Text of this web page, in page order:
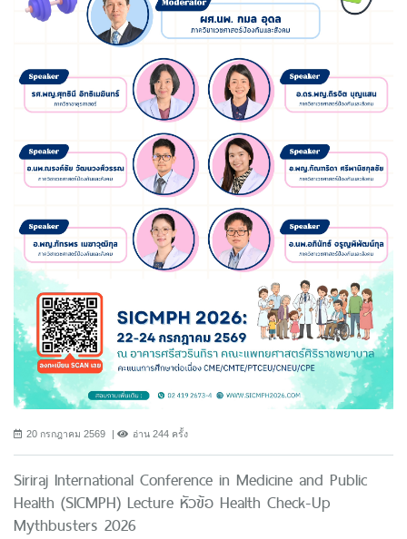
20 กรกฎาคม 2569 อ่าน 244 ครั้ง
Siriraj International Conference in Medicine and Public
Health (SICMPH) Lecture หัวข้อ Health Check-Up
Mythbusters 2026